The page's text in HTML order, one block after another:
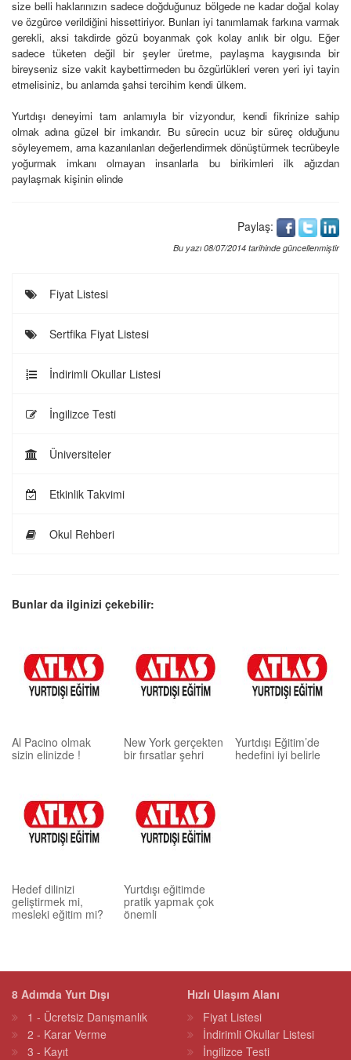
size belli haklarınızın sadece doğduğunuz bölgede ne kadar doğal kolay
ve özgürce verildiğini hissettiriyor. Bunları iyi tanımlamak farkına varmak
gerekli, aksi takdirde gözü boyanmak çok kolay anlık bir olgu. Eğer
sadece tüketen değil bir şeyler üretme, paylaşma kaygısında bir
bireyseniz size vakit kaybettirmeden bu özgürlükleri veren yeri iyi tayin
etmelisiniz, bu anlamda şahsi tercihim kendi ülkem.
Yurtdışı deneyimi tam anlamıyla bir vizyondur, kendi fikrinize sahip
olmak adına güzel bir imkandır. Bu sürecin ucuz bir süreç olduğunu
söyleyemem, ama kazanılanları değerlendirmek dönüştürmek tecrübeyle
yoğurmak imkanı olmayan
insanlarla bu birikimleri ilk ağızdan
paylaşmak kişinin elinde
Paylaş:
Bu yazı 08/07/2014 tarihinde güncellenmiştir
Fiyat Listesi
Sertfika Fiyat Listesi
İndirimli Okullar Listesi
İngilizce Testi
Üniversiteler
Etkinlik Takvimi
Okul Rehberi
Bunlar da ilginizi çekebilir:
Al Pacino olmak
sizin elinizde !
New York gerçekten
bir fırsatlar şehri
Yurtdışı Eğitim’de
hedefini iyi belirle
Hedef dilinizi
geliştirmek mi,
mesleki eğitim mi?
Yurtdışı eğitimde
pratik yapmak çok
önemli
8 Adımda Yurt Dışı
1 - Ücretsiz Danışmanlık
2 - Karar Verme
3 - Kayıt
Hızlı Ulaşım Alanı
Fiyat Listesi
İndirimli Okullar Listesi
İngilizce Testi